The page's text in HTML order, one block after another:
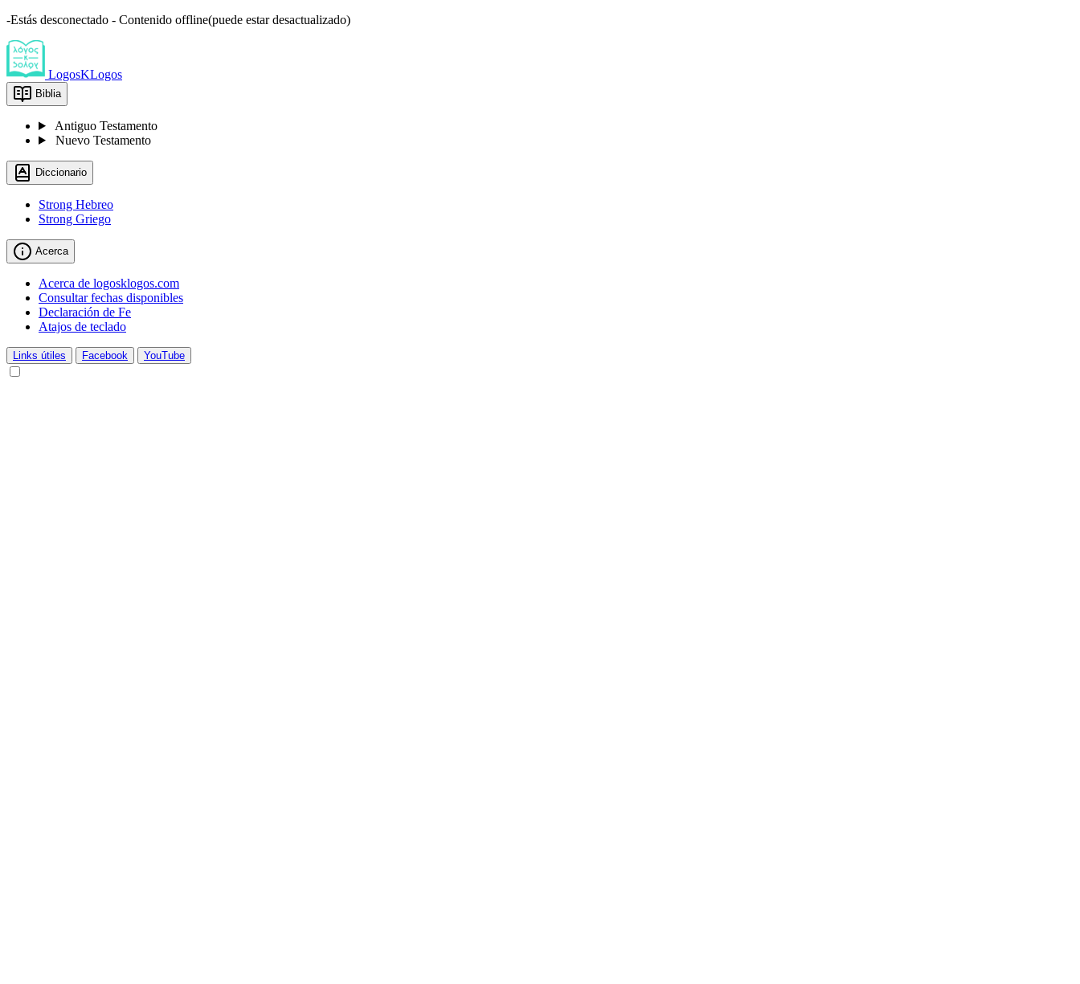
-Estás desconectado - Contenido offline(puede estar desactualizado)
LogosKLogos
Biblia
Antiguo Testamento
Nuevo Testamento
Diccionario
Strong Hebreo
Strong Griego
Acerca
Acerca de logosklogos.com
Consultar fechas disponibles
Declaración de Fe
Atajos de teclado
Links útiles Facebook YouTube